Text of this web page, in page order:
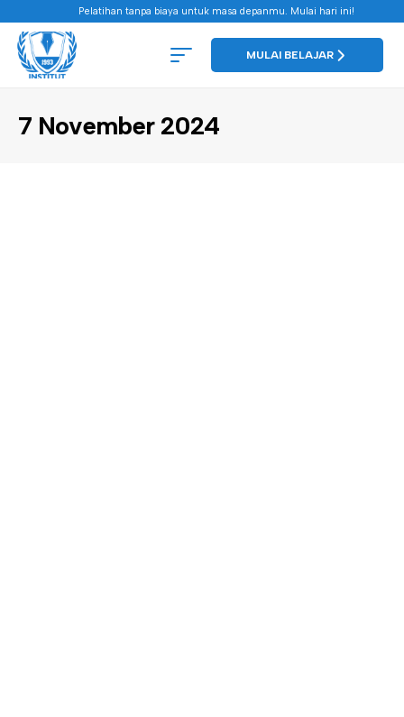
Pelatihan tanpa biaya untuk masa depanmu. Mulai hari ini!
MULAI BELAJAR
7 November 2024